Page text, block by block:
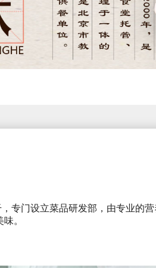
门设立菜品研发部，由专业的营
。